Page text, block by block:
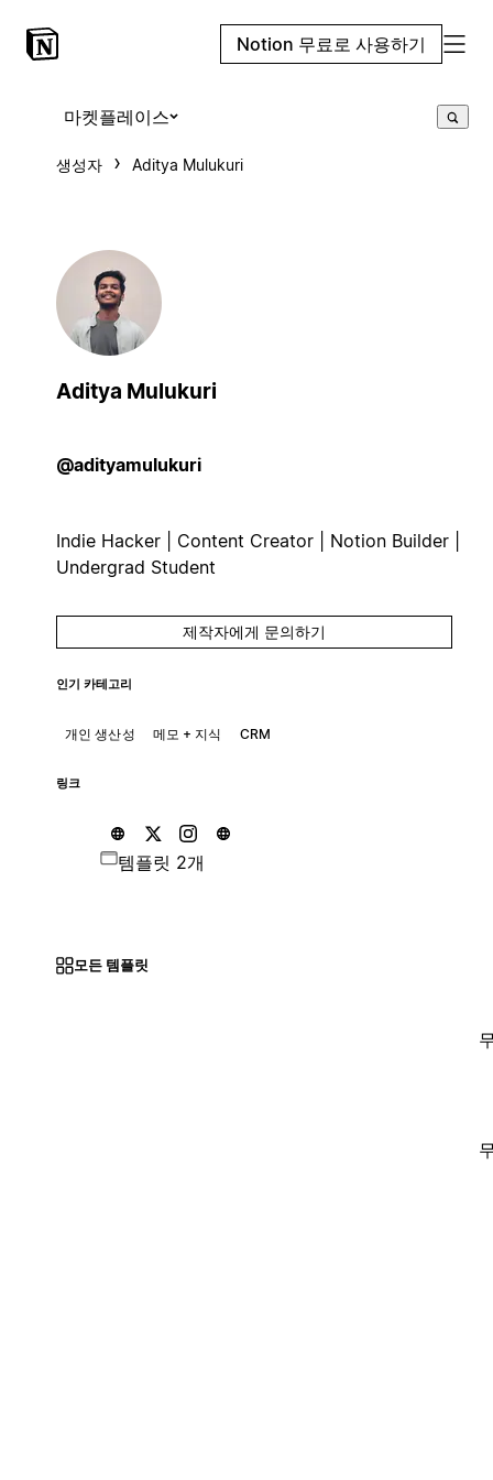
Notion 무료로 사용하기
마켓플레이스
생성자 Aditya Mulukuri
Aditya Mulukuri
@adityamulukuri
Indie Hacker | Content Creator | Notion Builder |
Undergrad Student
제작자에게 문의하기
인기 카테고리
개인 생산성 메모 + 지식 CRM
링크
템플릿 2개
모든 템플릿